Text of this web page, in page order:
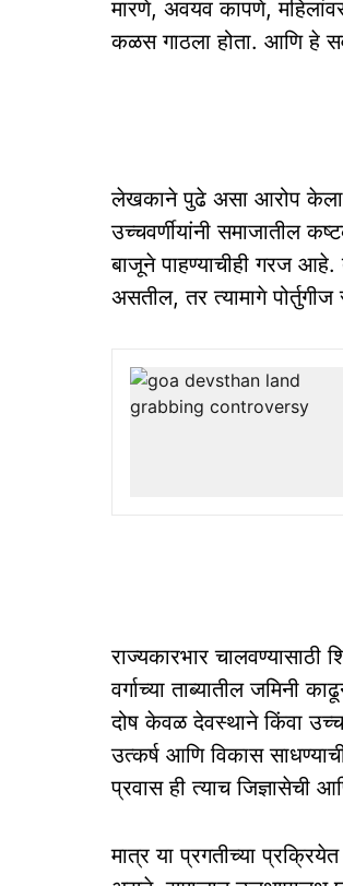
मारणे, अवयव कापणे,
कळस गाठला होता. आणि हे
लेखकाने पुढे असा आरोप केला
उच्चवर्णीयांनी समाजातील
बाजूने पाहण्याचीही गरज
असतील, तर त्यामागे
राज्यकारभार
वर्गाच्या ताब्यातील जमिनी
दोष केवळ देवस्थाने किंवा
उत्कर्ष आणि विकास
प्रवास ही त्याच जिज्ञासेची
मात्र या प्रगतीच्या